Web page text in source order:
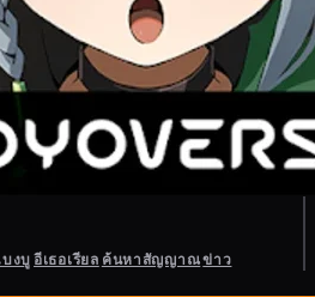
งบูอีเธอเรียล ค้นหาสัญญาณข่าว